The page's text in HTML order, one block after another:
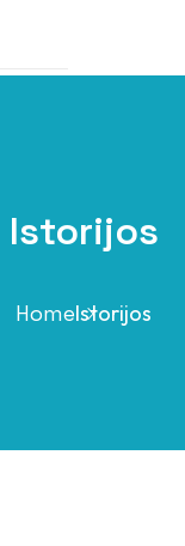
Istorijos
HomeIstorijos